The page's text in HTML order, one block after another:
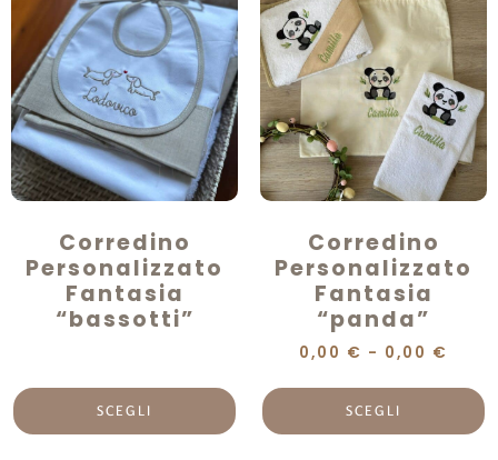
Corredino
Personalizzato
Fantasia
“bassotti”
SCEGLI
Corredino
Personalizzato
Fantasia
“panda”
0,00 € - 0,00 €
SCEGLI